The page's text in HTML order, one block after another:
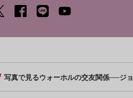
写真で見るウォーホルの交友関係──ジ